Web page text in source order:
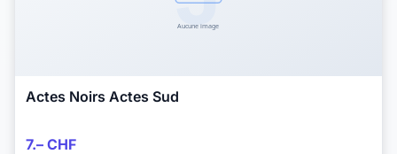
Actes Noirs Actes Sud
7.– CHF